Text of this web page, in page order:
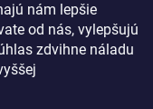
nám lepšie
od nás, vylepšujú
zdvihne náladu